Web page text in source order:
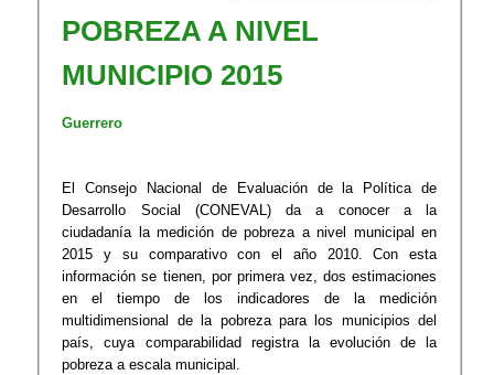
POBREZA A NIVEL
MUNICIPIO 2015
Guerrero
El Consejo Nacional de Evaluación de la Política de
Desarrollo Social (CONEVAL) da a conocer a la
ciudadanía la medición de pobreza a nivel municipal en
2015 y su comparativo con el año 2010. Con esta
información se tienen, por primera vez, dos estimaciones
en el tiempo de los indicadores de la medición
multidimensional de la pobreza para los municipios del
país, cuya comparabilidad registra la evolución de la
pobreza a escala municipal.